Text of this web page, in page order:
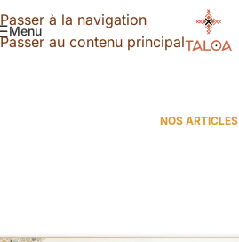
Passer à la navigation
Passer au contenu principal
Menu
NOS ARTICLES